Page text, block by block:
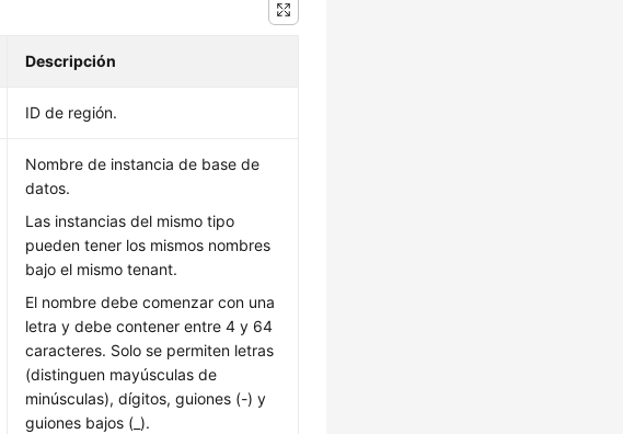
Descripción
ID de región.
Nombre de instancia de base de
datos.
Las instancias del mismo tipo
pueden tener los mismos nombres
bajo el mismo tenant.
El nombre debe comenzar con una
letra y debe contener entre 4 y 64
caracteres. Solo se permiten letras
(distinguen mayúsculas de
minúsculas), dígitos, guiones (-) y
guiones bajos (_).